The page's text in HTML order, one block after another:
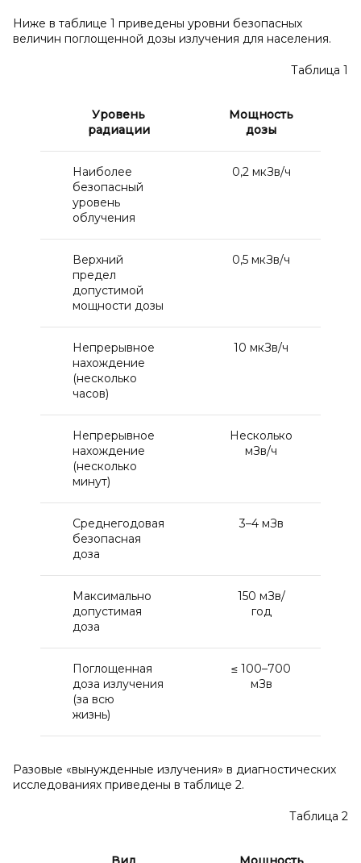
Ниже в таблице 1 приведены уровни безопасных
величин поглощенной дозы излучения для населения.
Таблица 1
Уровень
радиации
Мощность
дозы
Наиболее
безопасный
уровень
облучения
0,2 мкЗв/ч
Верхний
предел
допустимой
мощности дозы
0,5 мкЗв/ч
Непрерывное
нахождение
(несколько
часов)
10 мкЗв/ч
Непрерывное
нахождение
(несколько
минут)
Несколько
мЗв/ч
Среднегодовая
безопасная
доза
3–4 мЗв
Максимально
допустимая
доза
150 мЗв/
год
Поглощенная
доза излучения
(за всю
жизнь)
≤ 100–700
мЗв
Разовые «вынужденные излучения» в диагностических
исследованиях приведены в таблице 2.
Таблица 2